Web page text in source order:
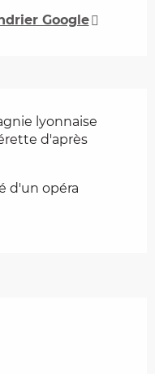
Google
lyonnaise
d'après
d'un opéra